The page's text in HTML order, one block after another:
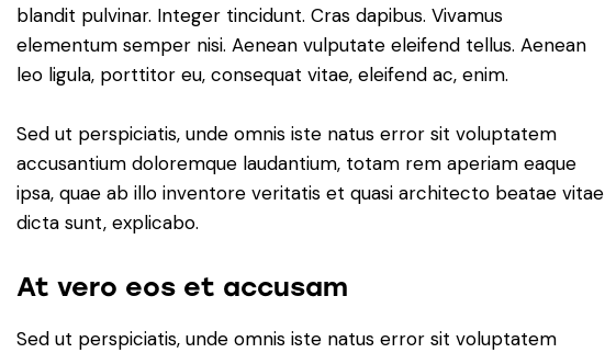
blandit pulvinar. Integer tincidunt. Cras dapibus. Vivamus
elementum semper nisi. Aenean vulputate eleifend tellus. Aenean
leo ligula, porttitor eu, consequat vitae, eleifend ac, enim.
Sed ut perspiciatis, unde omnis iste natus error sit voluptatem
accusantium doloremque laudantium, totam rem aperiam eaque
ipsa, quae ab illo inventore veritatis et quasi architecto beatae vitae
dicta sunt, explicabo.
At vero eos et accusam
Sed ut perspiciatis, unde omnis iste natus error sit voluptatem